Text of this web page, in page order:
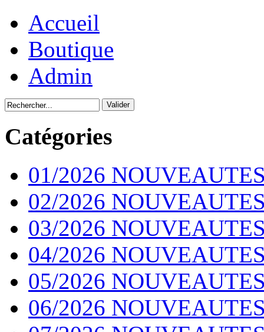
Accueil
Boutique
Admin
Catégories
01/2026
02/2026
03/2026
04/2026
05/2026
06/2026